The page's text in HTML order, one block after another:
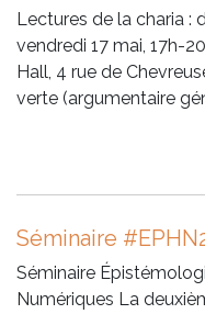
Lectures de la charia :
vendredi 17 mai, 17h-
Hall, 4 rue de
verte (argumentaire
Séminaire
Séminaire
Numériques La